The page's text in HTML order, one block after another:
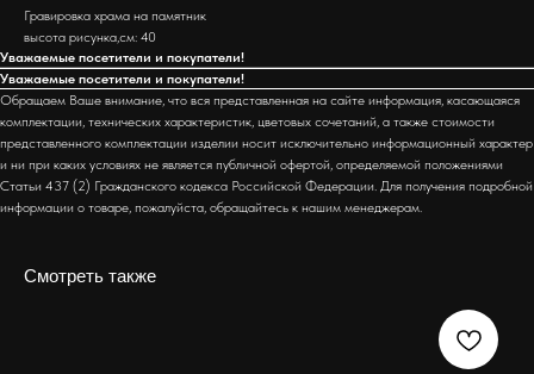
Гравировка храма на памятник
высота рисунка,см: 40
Уважаемые посетители и покупатели!
Уважаемые посетители и покупатели!
Обращаем Ваше внимание, что вся представленная на сайте информация, касающаяся
комплектации, технических характеристик, цветовых сочетаний, а также стоимости
представленного комплектации изделии носит исключительно информационный характер
и ни при каких условиях не является публичной офертой, определяемой положениями
Статьи 437 (2) Гражданского кодекса Российской Федерации. Для получения подробной
информации о товаре, пожалуйста, обращайтесь к нашим менеджерам.
Смотреть также